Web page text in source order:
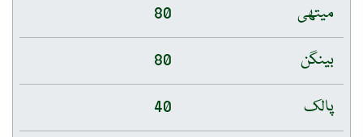
میتھی
80
بینگن
80
پالک
40